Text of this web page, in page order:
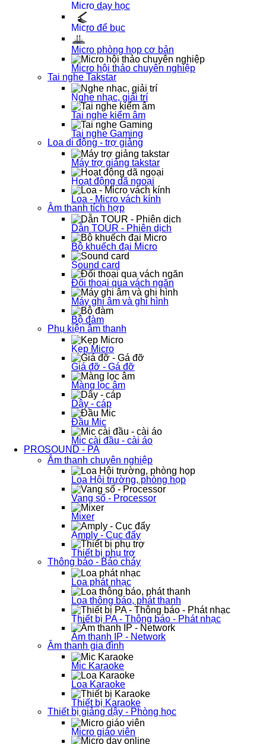
Micro dạy học
Micro để bục
Micro phòng họp cơ bản
Micro hội thảo chuyên nghiệp
Tai nghe Takstar
Nghe nhạc, giải trí
Tai nghe kiểm âm
Tai nghe Gaming
Loa di động - trợ giảng
Máy trợ giảng takstar
Hoạt động dã ngoại
Loa - Micro vách kính
Âm thanh tích hợp
Dẫn TOUR - Phiên dịch
Bộ khuếch đại Micro
Sound card
Đối thoại qua vách ngăn
Máy ghi âm và ghi hình
Bộ đàm
Phụ kiện âm thanh
Kẹp Micro
Giá đỡ - Gá đỡ
Màng lọc âm
Dây - cáp
Đầu Mic
Mic cài đầu - cài áo
PROSOUND - PA
Âm thanh chuyên nghiệp
Loa Hội trường, phòng họp
Vang số - Processor
Mixer
Amply - Cục đẩy
Thiết bị phụ trợ
Thông báo - Báo cháy
Loa phát nhạc
Loa thông báo, phát thanh
Thiết bị PA - Thông báo - Phát nhạc
Âm thanh IP - Network
Âm thanh gia đình
Mic Karaoke
Loa Karaoke
Thiết bị Karaoke
Thiết bị giảng dậy - Phòng học
Micro giáo viên